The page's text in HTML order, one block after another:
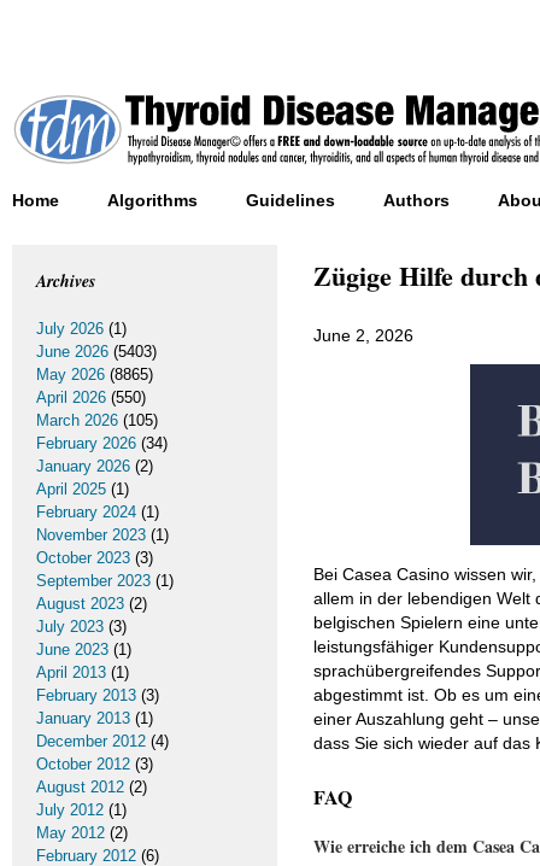
Home Algorithms Guidelines Authors
Zügige Hilfe durch
June 2, 2026
Bei Casea Casino wissen
allem in der lebendigen Welt
belgischen Spielern eine
leistungsfähiger
sprachübergreifendes
abgestimmt ist. Ob es um
einer Auszahlung geht –
dass Sie sich wieder auf das
FAQ
Wie erreiche ich dem Casea
Archives
July 2026 (1)
June 2026 (5403)
May 2026 (8865)
April 2026 (550)
March 2026 (105)
February 2026 (34)
January 2026 (2)
April 2025 (1)
February 2024 (1)
November 2023 (1)
October 2023 (3)
September 2023 (1)
August 2023 (2)
July 2023 (3)
June 2023 (1)
April 2013 (1)
February 2013 (3)
January 2013 (1)
December 2012 (4)
October 2012 (3)
August 2012 (2)
July 2012 (1)
May 2012 (2)
February 2012 (6)